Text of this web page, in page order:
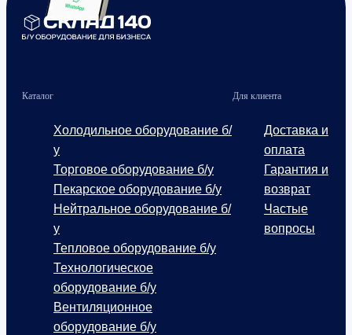
Каталог
Холодильное оборудование б/
у
Торговое оборудование б/у
Пекарское оборудование б/у
Нейтральное оборудование б/
у
Тепловое оборудование б/у
Технологическое
оборудование б/у
Вентиляционное
оборудование б/у
Для клиента
Доставка и
оплата
Гарантия и
возврат
Частые
вопросы